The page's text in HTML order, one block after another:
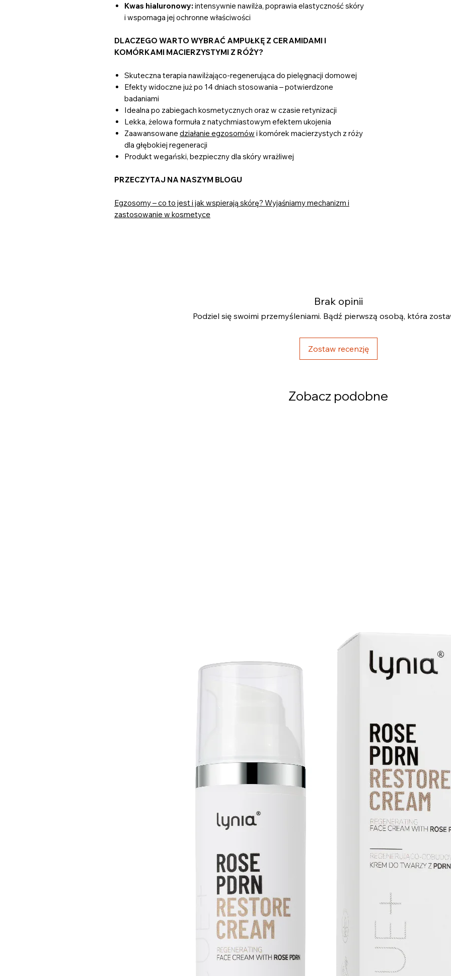
Kwas hialuronowy: intensywnie nawilża, poprawia elastyczność skóry
i wspomaga jej ochronne właściwości
DLACZEGO WARTO WYBRAĆ AMPUŁKĘ Z CERAMIDAMI I
KOMÓRKAMI MACIERZYSTYMI Z RÓŻY?
Skuteczna terapia nawilżająco-regenerująca do pielęgnacji domowej
Efekty widoczne już po 14 dniach stosowania – potwierdzone
badaniami
Idealna po zabiegach kosmetycznych oraz w czasie retynizacji
Lekka, żelowa formuła z natychmiastowym efektem ukojenia
Zaawansowane działanie egzosomów i komórek macierzystych z róży
dla głębokiej regeneracji
Produkt wegański, bezpieczny dla skóry wrażliwej
PRZECZYTAJ NA NASZYM BLOGU
Egzosomy – co to jest i jak wspierają skórę? Wyjaśniamy mechanizm i
zastosowanie w kosmetyce
Brak opinii
Podziel się swoimi przemyśleniami. Bądź pierwszą osobą, która
Zostaw recenzję
Zobacz podobne